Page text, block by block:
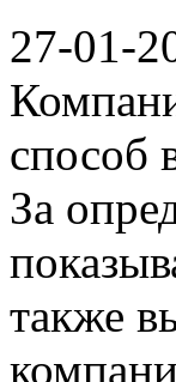
27-01-
способ
За
также